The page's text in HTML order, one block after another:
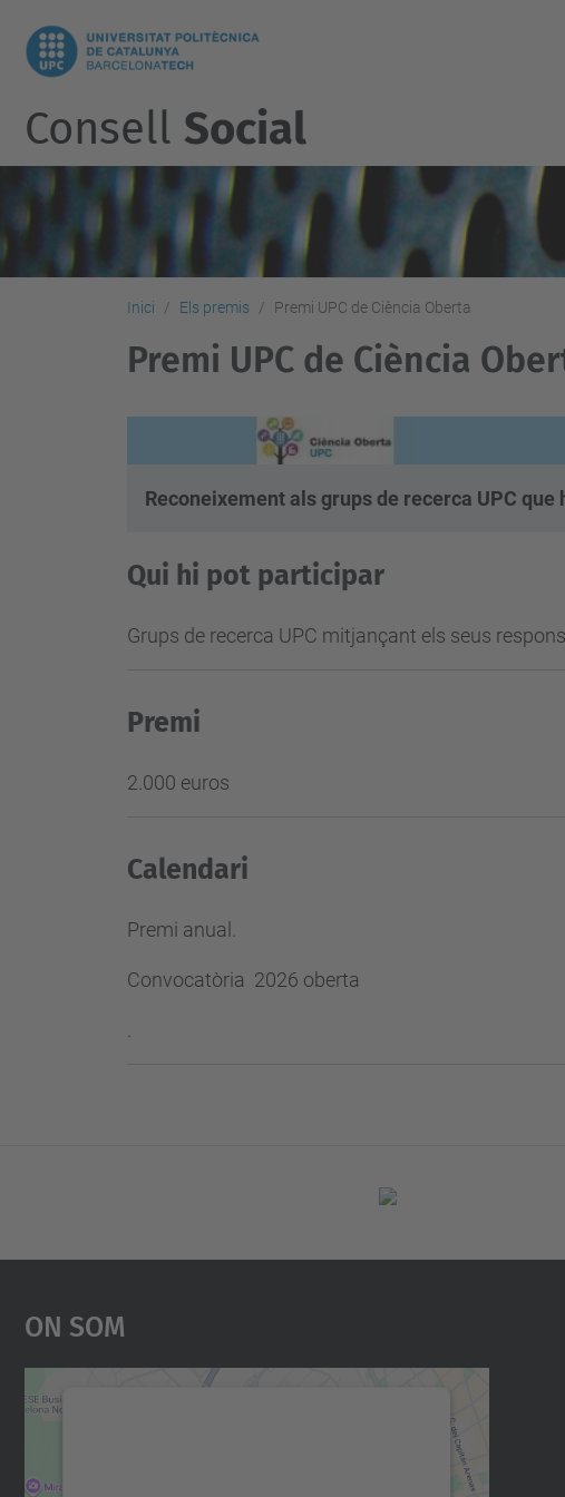
Consell Social
Inici Els premis Premi UPC de Ciència Oberta
Premi UPC de Ciència
Reconeixement als grups de recerca UPC
Qui hi pot participar
Grups de recerca UPC mitjançant els seus
Premi
2.000 euros
Calendari
Premi anual.
Convocatòria 2026 oberta
On Som